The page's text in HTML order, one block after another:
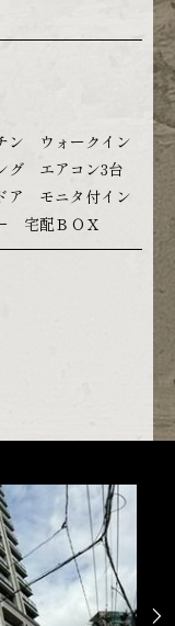
ン ウォークイン
グ エアコン3台
ア モニタ付イン
宅配ＢＯＸ
